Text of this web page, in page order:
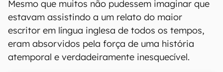
Mesmo que muitos não pudessem imaginar que
estavam assistindo a um relato do maior
escritor em língua inglesa de todos os tempos,
eram absorvidos pela força de uma história
atemporal e verdadeiramente inesquecível.